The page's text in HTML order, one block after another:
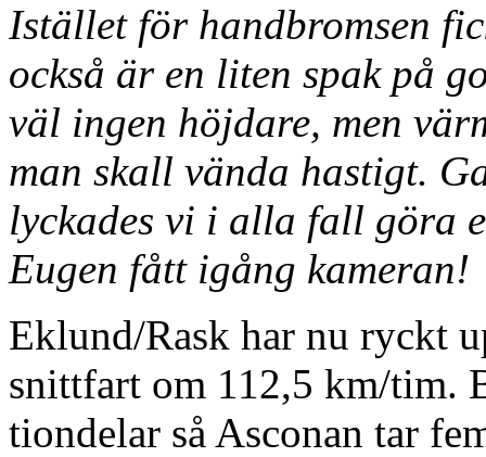
Istället för handbromsen
också är en liten spak på
väl ingen höjdare, men
man skall vända hastigt.
lyckades vi i alla fall göra
Eugen fått igång kameran!
Eklund/Rask har nu ryckt
snittfart om 112,5 km/tim.
tiondelar så Asconan tar